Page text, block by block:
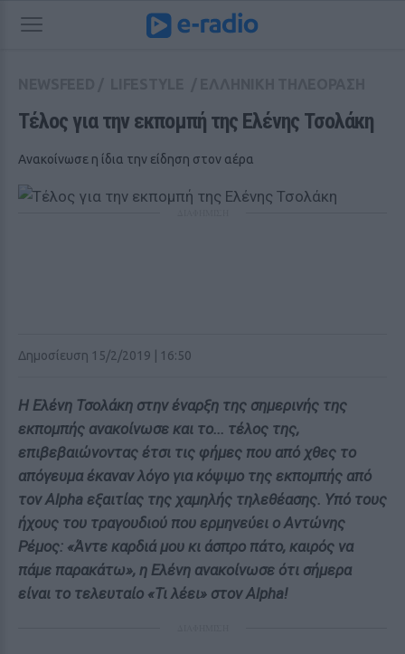
Τέλος για την εκπομπή της Ελένης Τσολάκη
Ανακοίνωσε η ίδια την είδηση στον αέρα
Δημοσίευση 15/2/2019 | 16:50
Η Ελένη Τσολάκη στην έναρξη της σημερινής της
εκπομπής ανακοίνωσε και το... τέλος της,
επιβεβαιώνοντας έτσι τις φήμες που από χθες το
απόγευμα έκαναν λόγο για κόψιμο της εκπομπής από
τον Alpha εξαιτίας της χαμηλής τηλεθέασης. Υπό τους
ήχους του τραγουδιού που ερμηνεύει ο Αντώνης
Ρέμος: «Άντε καρδιά μου κι άσπρο πάτο, καιρός να
πάμε παρακάτω», η Ελένη ανακοίνωσε ότι σήμερα
είναι το τελευταίο «Τι λέει» στον Alpha!